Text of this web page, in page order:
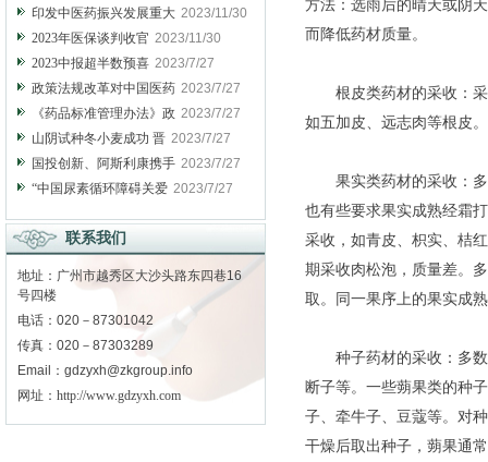
印发中医药振兴发展重大 2023/11/30
2023年医保谈判收官 2023/11/30
2023中报超半数预喜 2023/7/27
政策法规改革对中国医药 2023/7/27
《药品标准管理办法》政 2023/7/27
山阴试种冬小麦成功 晋 2023/7/27
国投创新、阿斯利康携手 2023/7/27
“中国尿素循环障碍关爱 2023/7/27
联系我们
地址：广州市越秀区大沙头路东四巷16
号四楼
电话：020－87301042
传真：020－87303289
Email：gdzyxh@zkgroup.info
网址： http://www.gdzyxh.com
方法：选雨后的晴天或阴
而降低药材质量。
根皮类药材的采收：采
如五加皮、远志肉等根皮。
果实类药材的采收：多
也有些要求果实成熟经霜
采收，如青皮、枳实、桔
期采收肉松泡，质量差。
取。同一果序上的果实成
种子药材的采收：多数
断子等。一些蒴果类的种
子、牵牛子、豆蔻等。对
干燥后取出种子，蒴果通